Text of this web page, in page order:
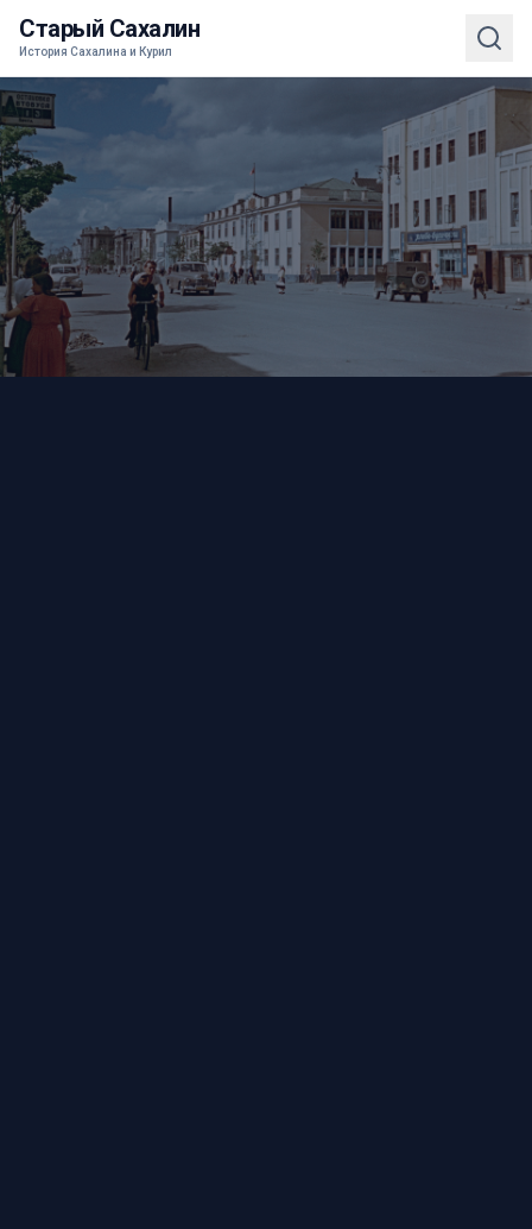
Старый Сахалин
История Сахалина и Курил